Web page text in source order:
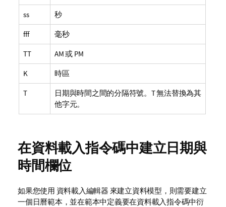
ss 秒
fff 毫秒
TT AM 或 PM
K 時區
T 日期與時間之間的分隔符號。 T無法替換為其
他字元。
在資料載入指令碼中建立日期與
時間欄位
如果您使用 資料載入編輯器 來建立資料模型，則需要建立
一個日曆範本，並在範本中定義要在資料載入指令碼中衍